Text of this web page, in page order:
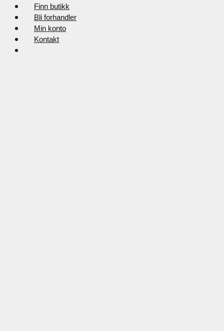
Finn butikk
Bli forhandler
Min konto
Kontakt